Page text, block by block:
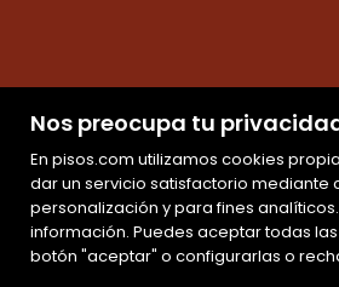
Nos preocupa tu
En pisos.com utilizamos cookies
dar un servicio satisfactorio mediante
personalización y para fines
información. Puedes aceptar todas
botón "aceptar" o configurarlas o
Mapa Web
Aviso legal